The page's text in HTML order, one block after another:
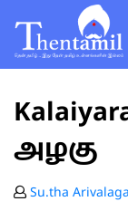
அழகு
Su.tha